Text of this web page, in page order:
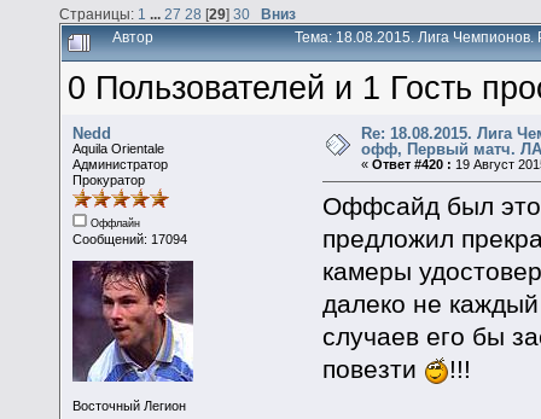
Страницы: 1 27 28 [29] 30 Вниз
Автор Тема: 18.08.2015. Лига
0 Пользователей и 1 Гость
Nedd
Aquila Orientale
Администратор
Прокуратор
Оффлайн
Сообщений: 17094
Восточный Легион
Re: 18.08.2015. Лига
офф, Первый матч.
«Ответ #420 : 19 Август
Оффсайд был это
предложил
камеры
далеко не
случаев его бы
повезти
!!!